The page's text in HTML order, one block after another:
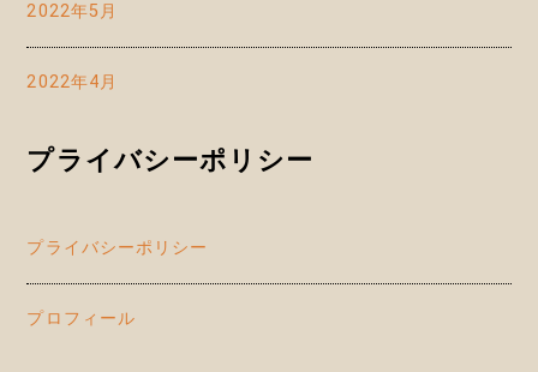
2022年5月
2022年4月
プライバシーポリシー
プライバシーポリシー
プロフィール